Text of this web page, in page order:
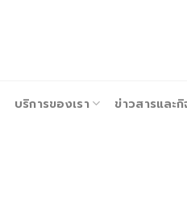
บริการของเรา ข่าวสารและ